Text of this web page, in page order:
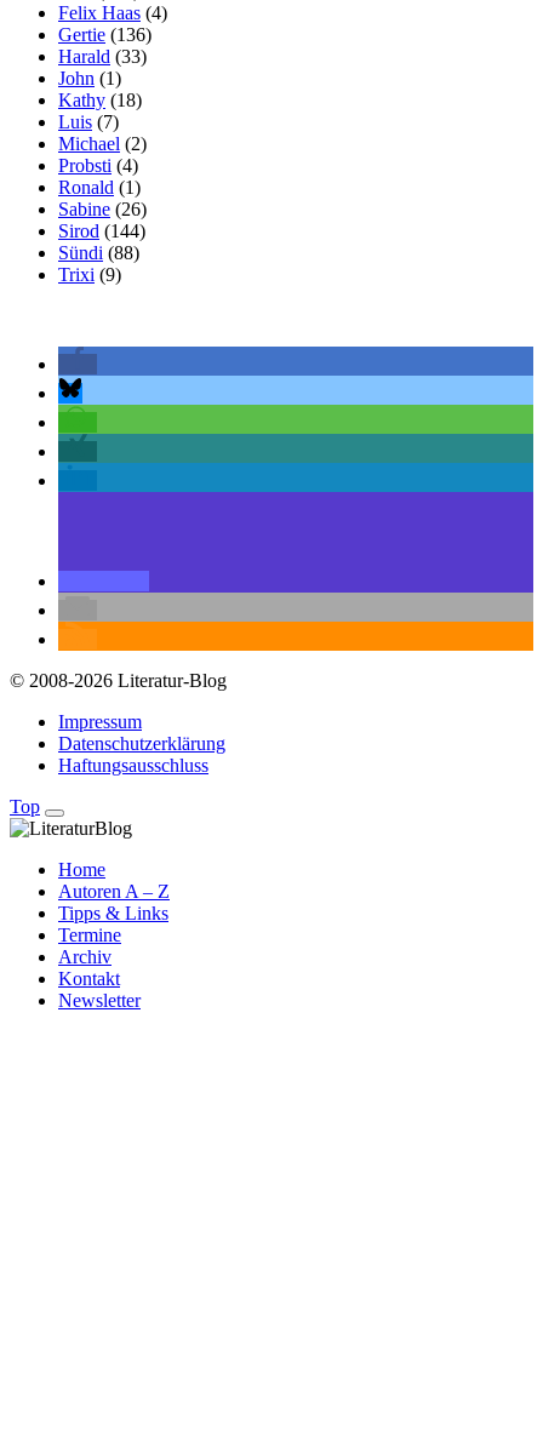
Felix Haas (4)
Gertie (136)
Harald (33)
John (1)
Kathy (18)
Luis (7)
Michael (2)
Probsti (4)
Ronald (1)
Sabine (26)
Sirod (144)
Sündi (88)
Trixi (9)
© 2008-2026 Literatur-Blog
Impressum
Datenschutzerklärung
Haftungsausschluss
Top
Home
Autoren A – Z
Tipps & Links
Termine
Archiv
Kontakt
Newsletter